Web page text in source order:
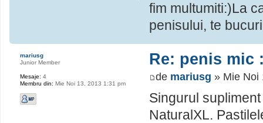
fim multumiti:)La
penisului, te
Re: penis mic
de mariusg » Mie Noi
Singurul
NaturalXL.
mariusg
Junior Member
Mesaje: 4
Membru din: Mie Noi 13, 2013 1:31 pm